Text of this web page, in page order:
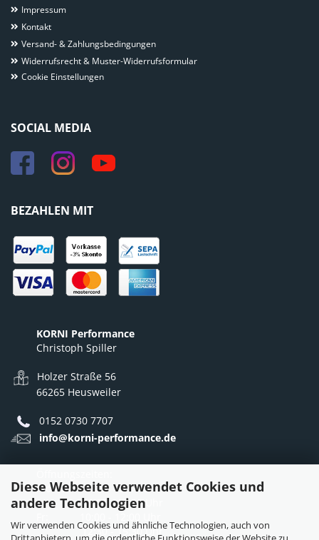
Diese Webseite verwendet Cookies und
andere Technologien
Wir verwenden Cookies und ähnliche Technologien, auch von
Impressum
Kontakt
Versand- & Zahlungsbedingungen
Widerrufsrecht & Muster-Widerrufsformular
Cookie Einstellungen
SOCIAL MEDIA
BEZAHLEN MIT
KORNI Performance
Christoph Spiller
Holzer Straße 56
66265 Heusweiler
0152 0730 7707
info@korni-performance.de
Mo - Do: 10:00 - 12:00 Uhr
12:30 - 16:30 Uhr
12:30 - 15:30 Uhr